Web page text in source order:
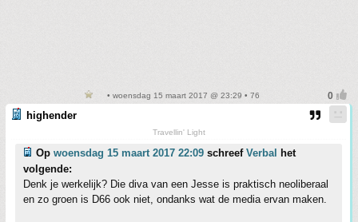
• woensdag 15 maart 2017 @ 23:29 • 76
highender
Travellin' Light
Op woensdag 15 maart 2017 22:09 schreef Verbal het
volgende:
Denk je werkelijk? Die diva van een Jesse is praktisch neoliberaal
en zo groen is D66 ook niet, ondanks wat de media ervan maken.